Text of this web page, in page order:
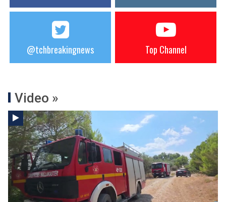
@tchbreakingnews Top Channel
Video »